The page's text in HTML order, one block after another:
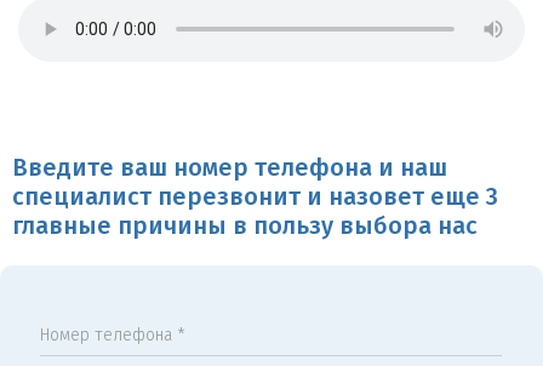
Введите ваш номер телефона и наш
специалист перезвонит и назовет еще 3
главные причины в пользу выбора нас
Номер телефона *